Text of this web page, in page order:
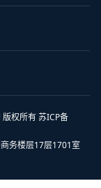
权所有 苏ICP备
务楼层17层1701室